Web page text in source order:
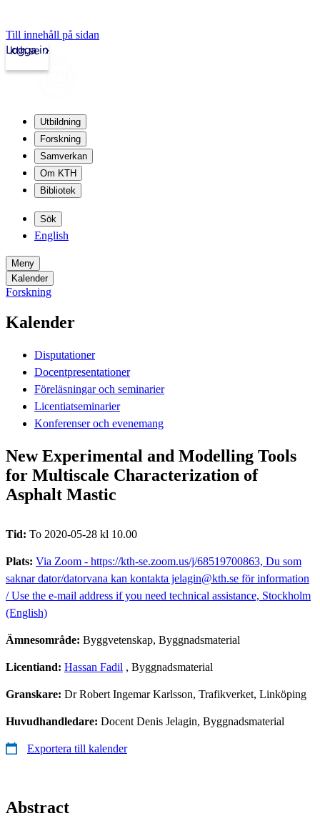
Till innehåll på sidan
kth.se
Logga in
Utbildning
Forskning
Samverkan
Om KTH
Bibliotek
Sök
English
Meny
Kalender
Forskning
Kalender
Disputationer
Docentpresentationer
Föreläsningar och seminarier
Licentiatseminarier
Konferenser och evenemang
New Experimental and Modelling Tools
for Multiscale Characterization of
Asphalt Mastic
Tid: To 2020-05-28 kl 10.00
Plats: Via Zoom - https://kth-se.zoom.us/j/68519700863, Du som
saknar dator/datorvana kan kontakta jelagin@kth.se för information
/ Use the e-mail address if you need technical assistance, Stockholm
(English)
Ämnesområde: Byggvetenskap, Byggnadsmaterial
Licentiand: Hassan Fadil , Byggnadsmaterial
Granskare: Dr Robert Ingemar Karlsson, Trafikverket, Linköping
Huvudhandledare: Docent Denis Jelagin, Byggnadsmaterial
Exportera till kalender
Abstract